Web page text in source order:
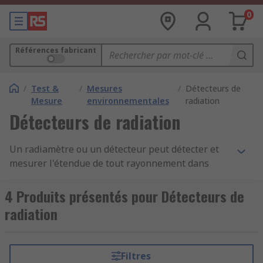
0
Références fabricant
/ Test &
Mesure
/ Mesures
environnementales
/ Détecteurs de
radiation
Détecteurs de radiation
Un radiamètre ou un détecteur peut détecter et
mesurer l'étendue de tout rayonnement dans
rayonnement peut également être appelé
compteur Geiger et est capable de mesurer les
émissions des rayonnements tels que les rayons
est un processus qui voit les atomes instables
4 Produits présentés pour Détecteurs de
radiation
Filtres